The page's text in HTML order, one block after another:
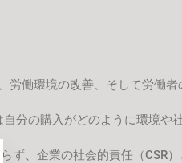
働環境の改善、そして労働
分の購入がどのように環境や
ず、企業の社会的責任（CSR